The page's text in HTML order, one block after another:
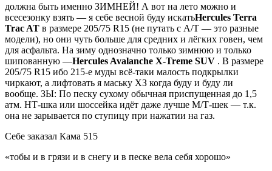
должна быть именно ЗИМНЕЙ! А вот на лето можно и
всесезонку взять — я себе весной буду искатьHercules Terra
Trac AT в размере 205/75 R15 (не путать с А/Т — это разные
модели), но они чуть больше для средних и лёгких говен, чем
для асфальта. На зиму однозначно только зимнюю и только
шипованную —Hercules Avalanche X-Treme SUV . В размере
205/75 R15 ибо 215-е муды всё-таки малость подкрылки
чиркают, а лифтовать я маську ХЗ когда буду и буду ли
вообще. ЗЫ: По песку сухому обычная приспущенная до 1,5
атм. НТ-шка или шоссейка идёт даже лучше М/Т-шек — т.к.
она не зарывается по ступицу при нажатии на газ.
Себе заказал Кама 515
«тобы и в грязи и в снегу и в песке вела себя хорошо»